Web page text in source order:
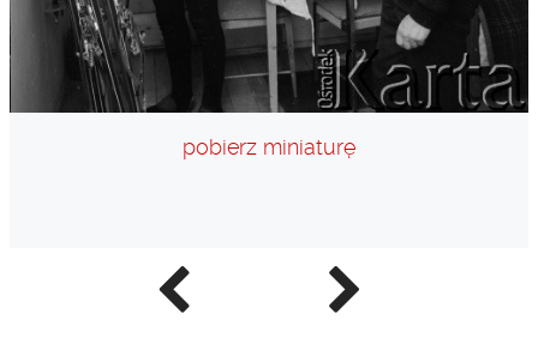
Poprzednie
zdjęcie
Następne
zdjęcie
pobierz miniaturę